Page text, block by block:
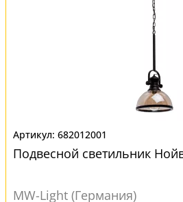
682012001
Подвесной светильник
MW-Light (Германия)